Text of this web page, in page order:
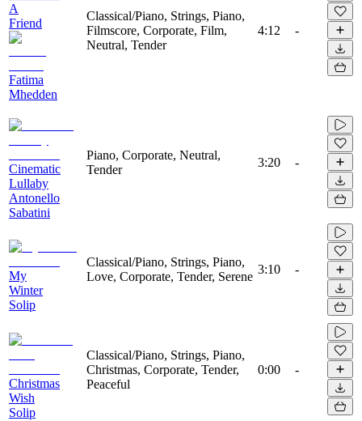
A
Friend
Fatima
Mhedden
Classical/Piano, Strings, Piano,
Filmscore, Corporate, Film,
Neutral, Tender
4:12 -
Cinematic
Lullaby
Antonello
Sabatini
Piano, Corporate, Neutral,
Tender
3:20 -
My
Winter
Solip
Classical/Piano, Strings, Piano,
Love, Corporate, Tender, Serene
3:10 -
Christmas
Wish
Solip
Classical/Piano, Strings, Piano,
Christmas, Corporate, Tender,
Peaceful
0:00 -